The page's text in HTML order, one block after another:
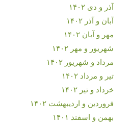
آذر و دی ۱۴۰۲
آبان و آذر ۱۴۰۲
مهر و آبان ۱۴۰۲
شهریور و مهر ۱۴۰۲
مرداد و شهریور ۱۴۰۲
تیر و مرداد ۱۴۰۲
خرداد و تیر ۱۴۰۲
فروردین و اردیبهشت ۱۴۰۲
بهمن و اسفند ۱۴۰۱